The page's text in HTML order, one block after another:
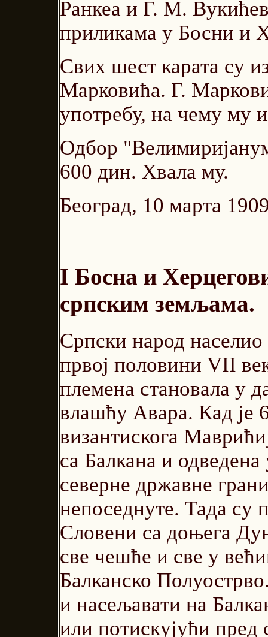
Ранкеа и Г. М.
приликама у Босни и
Свих шест карата су
Марковића. Г.
употребу, на чему му
Одбор
600 дин. Хвала му.
Београд, 10 марта
I Босна и
српским земљама.
Српски народ
првој половини VII
племена становала у
влашћу Авара. Кад је
византискога
са Балкана и
северне државне
непоседнуте. Тада су
Словени са доњега
све чешће и све у
Балканско
и насељавати на
или потискујући пред